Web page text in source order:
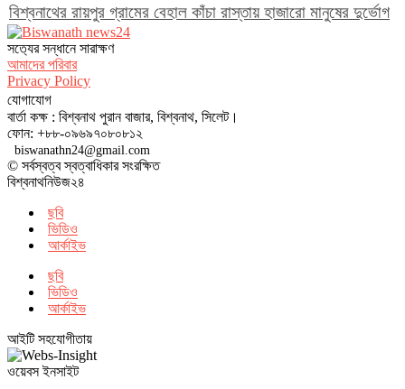
বিশ্বনাথের রায়পুর গ্রামের বেহাল কাঁচা রাস্তায় হাজারো মানুষের দুর্ভোগ
সত‌্যের সন্ধানে সারাক্ষণ
আমাদের পরিবার
Privacy Policy
যোগাযোগ
বার্তা কক্ষ : বিশ্বনাথ পুরান বাজার, বিশ্বনাথ, সিলেট।
ফোন: +৮৮-০৯৬৯৭০৮০৮১২
biswanathn24@gmail.com
© সর্বস্বত্ব স্বত্বাধিকার সংরক্ষিত
বিশ্বনাথনিউজ২৪
ছবি
ভিডিও
আর্কাইভ
ছবি
ভিডিও
আর্কাইভ
আইটি সহযোগীতায়
ওয়েবস ইনসাইট